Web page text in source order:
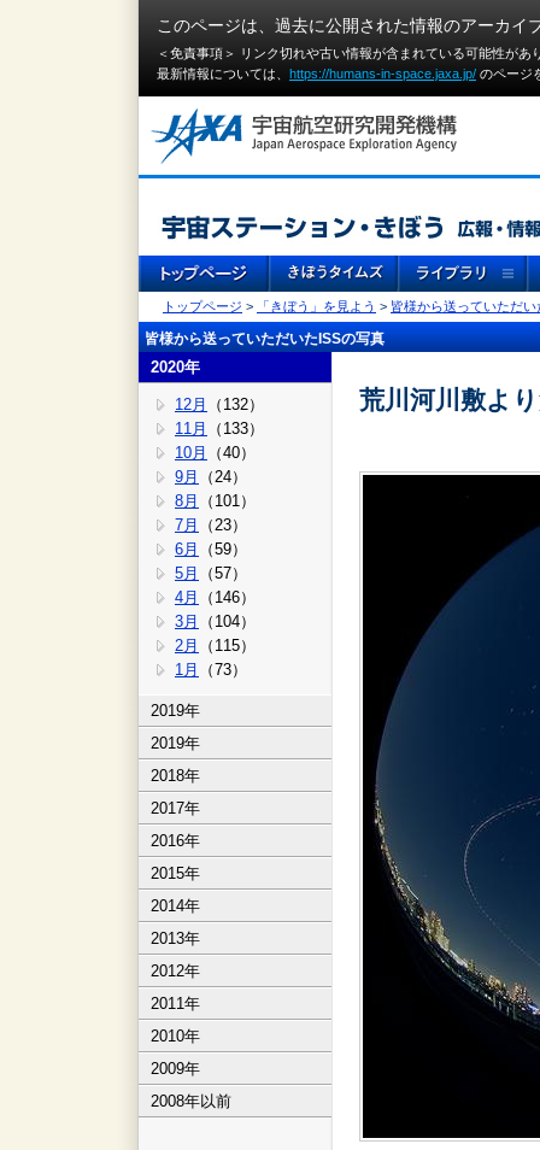
このページは、過去に公開された情報のアーカイ
＜免責事項＞ リンク切れや古い情報が含まれている可能性が
最新情報については、 https://humans-in-space.jaxa.jp/ のページ
トップページ > 「きぼう」を見よう > 皆様から送っていただい
皆様から送っていただいたISSの写真
2020年
12月
（132）
11月
（133）
10月
（40）
9月
（24）
8月
（101）
7月
（23）
6月
（59）
5月
（57）
4月
（146）
3月
（104）
2月
（115）
1月
（73）
2019年
2019年
2018年
2017年
2016年
2015年
2014年
2013年
2012年
2011年
2010年
2009年
2008年以前
荒川河川敷よ